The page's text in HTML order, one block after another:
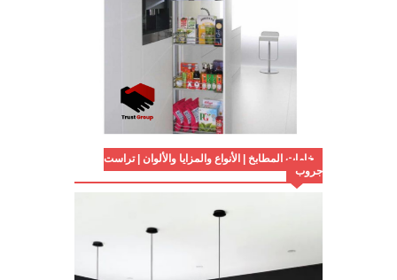
خامات المطابخ | الأنواع والمزايا والألوان | تراست
جروب